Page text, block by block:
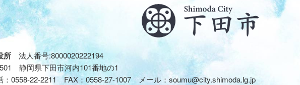
所 法人番号:8000020222194
静岡県下田市河内101番地の1
0558-22-2211 FAX：0558-27-1007メール： soumu@city.shimoda.lg.jp